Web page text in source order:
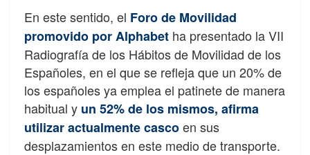
En este sentido, el Foro de Movilidad
promovido por Alphabet ha presentado la VII
Radiografía de los Hábitos de Movilidad de los
Españoles, en el que se refleja que un 20% de
los españoles ya emplea el patinete de manera
habitual y un 52% de los mismos, afirma
utilizar actualmente cascoen sus
desplazamientos en este medio de transporte.